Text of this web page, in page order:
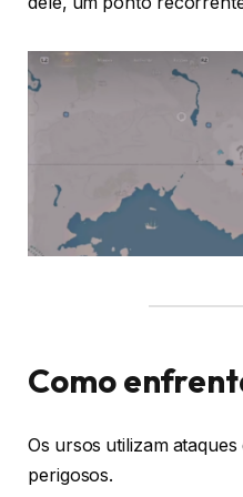
Como
Os ursos utilizam
perigosos.